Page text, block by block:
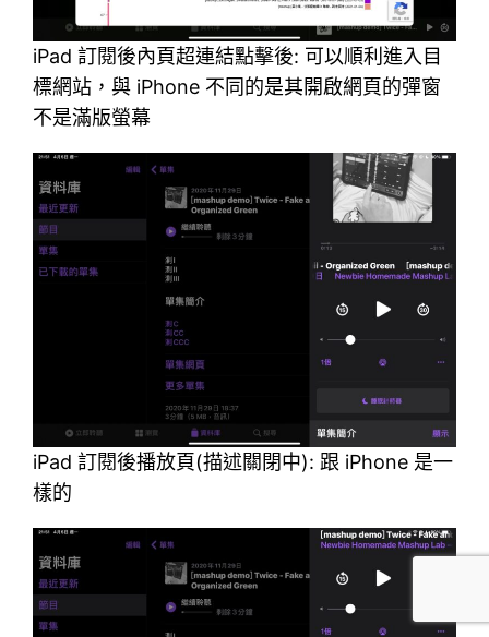
iPad 訂閱後內頁超連結點擊後: 可以順利進入目
標網站，與 iPhone 不同的是其開啟網頁的彈窗
不是滿版螢幕
iPad 訂閱後播放頁(描述關閉中): 跟 iPhone 是一
樣的